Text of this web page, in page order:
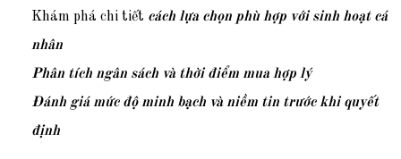
Khám phá chi tiết cách lựa chọn phù hợp với sinh hoạt cá
nhân
Phân tích ngân sách và thời điểm mua hợp lý
Đánh giá mức độ minh bạch và niềm tin trước khi quyết
định